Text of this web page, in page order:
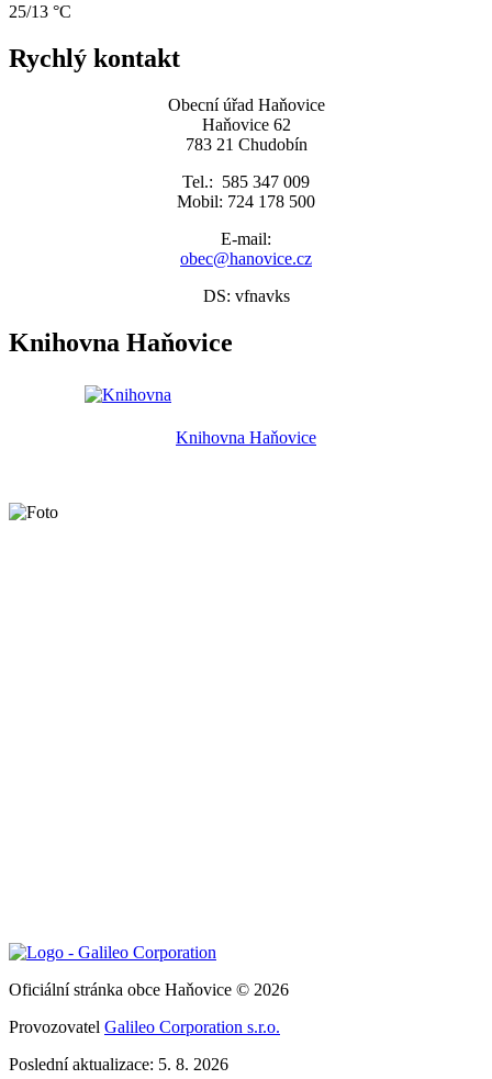
25/13 °C
Rychlý kontakt
Obecní úřad Haňovice
Haňovice 62
783 21 Chudobín
Tel.: 585 347 009
Mobil: 724 178 500
E-mail:
obec@hanovice.cz
DS: vfnavks
Knihovna Haňovice
Knihovna Haňovice
Oficiální stránka obce Haňovice © 2026
Provozovatel Galileo Corporation s.r.o.
Poslední aktualizace: 5. 8. 2026